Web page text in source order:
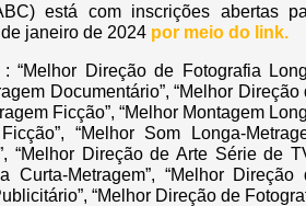
está com inscrições abertas
janeiro de 2024 por meio do link.
Direção de Fotografia
Documentário”, “Melhor Direção
Ficção”, “Melhor Montagem
“Melhor Som Longa-
“Melhor Direção de Arte Série de
Metragem”, “Melhor Direção
“Melhor Direção de